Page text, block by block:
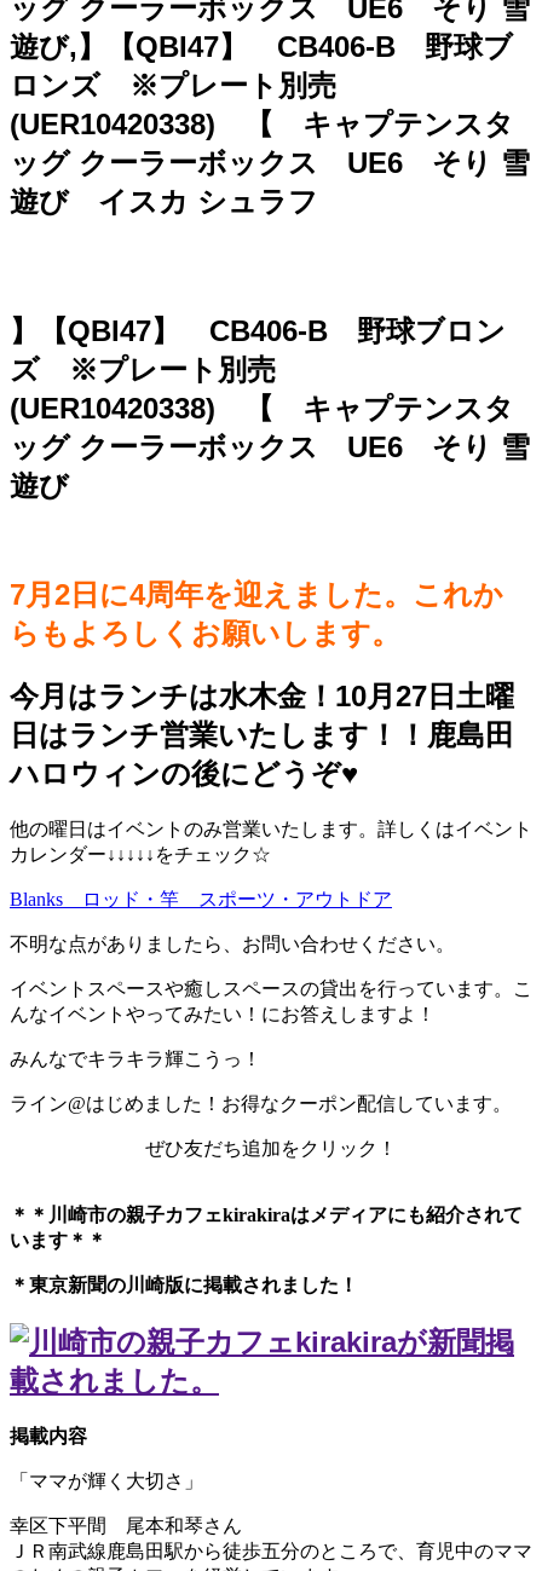
ッグ クーラーボックス UE6 そり 雪
遊び,】【QBI47】 CB406-B 野球ブ
ロンズ ※プレート別売
(UER10420338) 【 キャプテンスタ
ッグ クーラーボックス UE6 そり 雪
遊び イスカ シュラフ
】【QBI47】 CB406-B 野球ブロン
ズ ※プレート別売
(UER10420338) 【 キャプテンスタ
ッグ クーラーボックス UE6 そり 雪
遊び
7月2日に4周年を迎えました。これか
らもよろしくお願いします。
今月はランチは水木金！10月27日土曜
日はランチ営業いたします！！鹿島田
ハロウィンの後にどうぞ♥️
他の曜日はイベントのみ営業いたします。詳しくはイベント
カレンダー↓↓↓↓↓をチェック☆
Blanks ロッド・竿 スポーツ・アウトドア
不明な点がありましたら、お問い合わせください。
イベントスペースや癒しスペースの貸出を行っています。こ
んなイベントやってみたい！にお答えしますよ！
みんなでキラキラ輝こうっ！
ライン@はじめました！お得なクーポン配信しています。
ぜひ友だち追加をクリック！
＊＊川崎市の親子カフェkirakiraは メディアにも紹介されて
います＊＊
＊東京新聞の川崎版に掲載されました！
掲載内容
「ママが輝く大切さ」
幸区下平間 尾本和琴さん
ＪＲ南武線鹿島田駅から徒歩五分のところで、育児中のママ